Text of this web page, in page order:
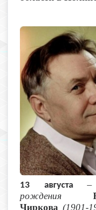
13 августа
рождения
Чиркова (1901-